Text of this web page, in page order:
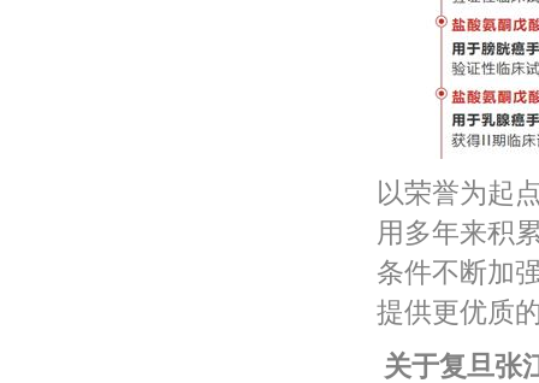
以荣誉为起
用多年来积
条件不断加
提供更优质
关于复旦张